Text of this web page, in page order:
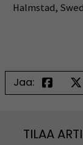
Halmstad,
Jaa:
TILAA